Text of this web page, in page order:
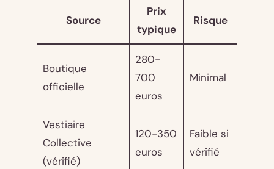
Source
Prix
typique
Risque
Boutique
officielle
280-
700
euros
Minimal
Vestiaire
Collective
(vérifié)
120-350
euros
Faible si
vérifié